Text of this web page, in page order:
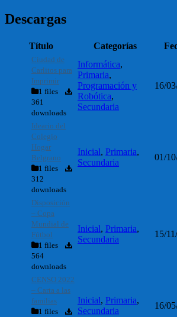
Descargas
Título Categorías
Ciudad de
Carlitos para
Imprimir
1 files
361
downloads
Informática,
Primaria,
Programación y
Robótica,
Secundaria
16/
Ideario del
Colegio
Hogar
Belgrano
1 files
312
downloads
Inicial, Primaria,
Secundaria
01/
Disposición
– Copa
Mundial de
Fútbol
1 files
564
downloads
Inicial, Primaria,
Secundaria
15/
CENSO 2022
– Carta a las
familias
1 files
Inicial, Primaria,
Secundaria
16/